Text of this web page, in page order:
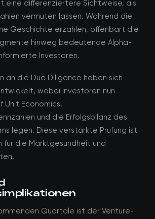
eine differenziertere Sichtweise, als
vermuten lassen. Während die
Geschichte erzählen, offenbart die
hinweg bedeutende Alpha-
Investoren.
an die Due Diligence haben sich
wobei Investoren nun
Unit Economics,
und die Erfolgsbilanz des
legen. Diese verstärkte Prüfung ist
die Marktgesundheit und
Quartale ist der Venture-